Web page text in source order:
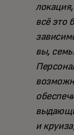
всё это
вы,
и